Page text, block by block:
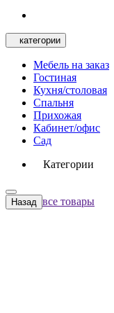
категории
Мебель на заказ
Гостиная
Кухня/столовая
Спальня
Прихожая
Кабинет/офис
Сад
Категории
Назад все товары